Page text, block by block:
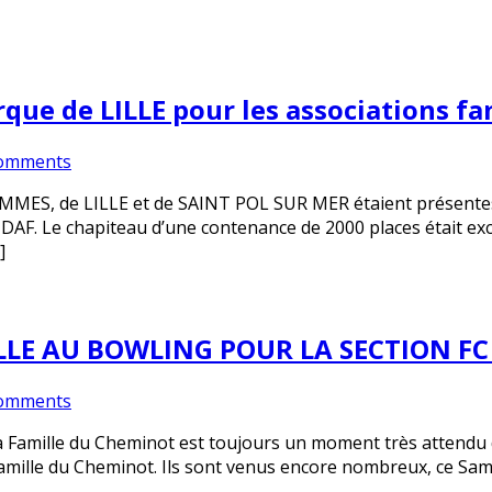
de LILLE pour les associations
de LILLE et de SAINT POL SUR MER étaient
Le chapiteau d’une contenance de 2000 places était
AU BOWLING POUR LA SECTION
Famille du Cheminot est toujours un moment très attendu
du Cheminot. Ils sont venus encore nombreux, ce